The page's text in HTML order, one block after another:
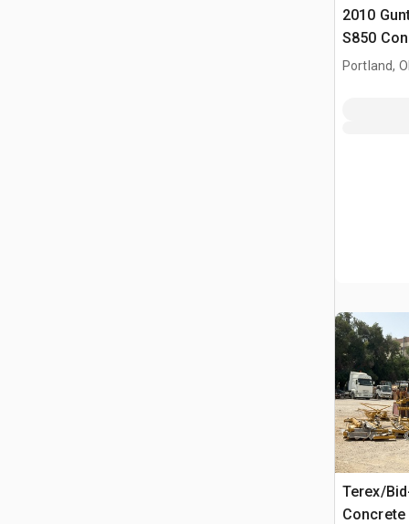
2010
S850
Portland,
Terex/
Concrete